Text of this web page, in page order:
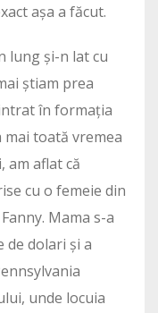
așa a făcut.
lung și-n lat cu
știam prea
în formația
mai toată vremea
am aflat că
cu o femeie din
Mama s-a
de dolari și a
unde locuia